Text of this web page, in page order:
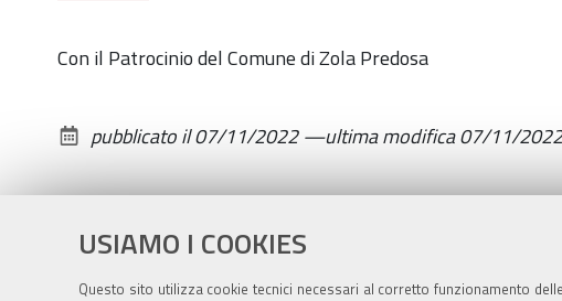
USIAMO I COOKIES
Questo sito utilizza cookie tecnici necessari al corretto funzionamento
2022-
Nell'ambito
della
"Passeggiate
Con il Patrocinio del Comune di Zola Predosa
pubblicato il07/11/2022—ultima modifica07/11/2022